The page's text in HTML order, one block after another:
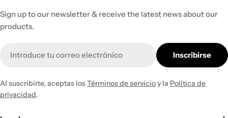
Sign up to our newsletter & receive the latest news about our
products.
electrónico
Inscribirse
Al suscribirte, aceptas losTérminos de servicioy la Política de
privacidad.